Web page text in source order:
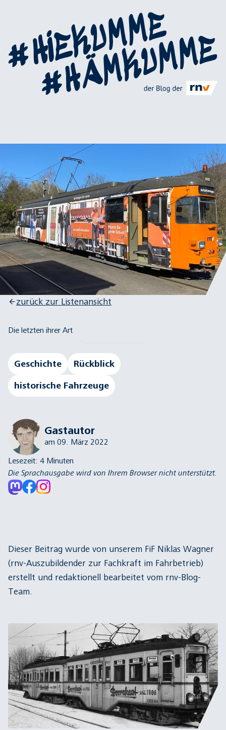
zurück zur Listenansicht
Die letzten ihrer Art
Geschichte Rückblick
historische Fahrzeuge
Gastautor
am 09. März 2022
Lesezeit: 4 Minuten
Die Sprachausgabe wird von Ihrem Browser nicht unterstützt.
Dieser Beitrag wurde von unserem FiF Niklas Wagner
(rnv-Auszubildender zur Fachkraft im Fahrbetrieb)
erstellt und redaktionell bearbeitet vom rnv-Blog-
Team.